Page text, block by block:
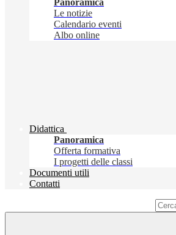
Panoramica
Le notizie
Calendario eventi
Albo online
Didattica
Panoramica
Offerta formativa
I progetti delle classi
Documenti utili
Contatti